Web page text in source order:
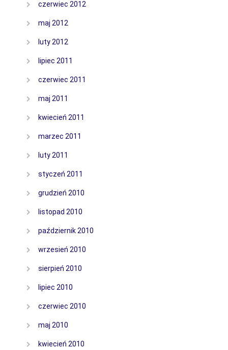
czerwiec 2012
maj 2012
luty 2012
lipiec 2011
czerwiec 2011
maj 2011
kwiecień 2011
marzec 2011
luty 2011
styczeń 2011
grudzień 2010
listopad 2010
październik 2010
wrzesień 2010
sierpień 2010
lipiec 2010
czerwiec 2010
maj 2010
kwiecień 2010